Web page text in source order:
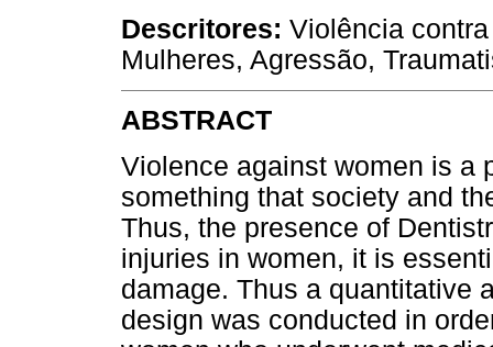
Descritores: Violência
Mulheres, Agressão,
ABSTRACT
Violence against women is a
something that society and
Thus, the presence of
injuries in women, it is
damage. Thus a quantitative
design was conducted in